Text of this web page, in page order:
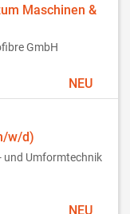
Maschinen &
GmbH
NEU
w/d)
und Umformtechnik
NEU